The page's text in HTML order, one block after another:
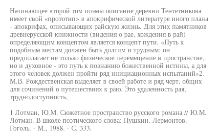
Начинающее второй том поэмы описание деревни Тентетникова
имеет свой «прототип» в апокрифической литературе иного плана
- апокрифах, описывающих райскую жизнь. Для этих памятников
древнерусской книжности (видения о рае, хождения в рай)
определяющим концептом является концепт пути. «Путь к
подобным местам должен быть долгим и трудным: он
предполагает не только физическое перемещение в пространстве,
но и духовное - это путь к познанию божественной истины, а для
этого человек должен пройти ряд инициационных испытаний»2.
М.В. Рождественская выделяет в своей работе и ряд черт, общих
для сочинений о путешествиях к раю. Это удаленность рая,
труднодоступность,
1 Лотман, Ю.М. Сюжетное пространство русского романа // Ю.М.
Лотман. В школе поэтического слова: Пушкин. Лермонтов.
Гоголь. - М., 1988. - С. 333.